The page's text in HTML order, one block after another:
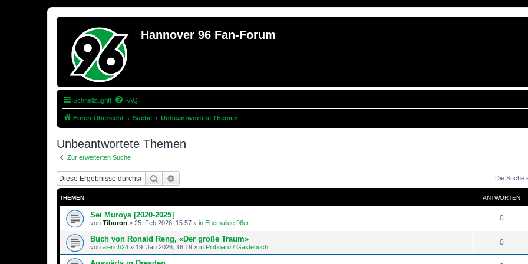
Hannover 96 Fan-Forum
Schnellzugriff FAQ
Foren-Übersicht Suche Unbeantwortete Themen
Unbeantwortete Themen
Zur erweiterten Suche
Suche Die Suche
THEMEN ANTWORTEN
Sei Muroya [2020-2025]
von Tiburon » 25. Feb 2026, 15:57 » in Ehemalige 96er
0
Buch von Ronald Reng, «Der große Traum»
von alerich24 » 19. Jan 2026, 16:19 » in Pinboard / Gästebuch
0